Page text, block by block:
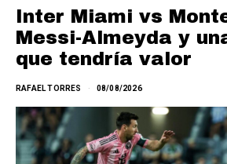
Inter Miami vs
Messi-Almeyda y
que tendría valor
RAFAEL TORRES 08/08/2026